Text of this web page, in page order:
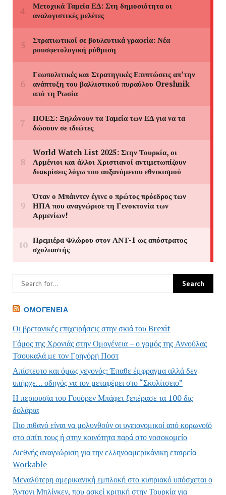
ΟΜΟΓΈΝΕΙΑ
Οι βρετανικές επιχειρήσεις στην σκιά του Brexit
Γάμος της Χρονιάς στην Ομογένεια – ο γαμός της Αννούλας
Τσουκαλά με τον Γρηγόρη Ποστ
Απίστευτο και όμως γεγονός: Έπαθε έμφραγμα αλλά δεν
υπήρχε… οδηγός να τον μεταφέρει στο “Σκυλίτσειο”
Η περιουσία του Γουόρεν Μπάφετ ξεπέρασε τα 100 δις
δολάρια
Πιο πιθανό είναι να μολυνθούν οι υγειονομικοί από κορωνοϊό
στο σπίτι τους ή στην κοινότητα παρά στο νοσοκομείο
Διεθνής αναγνώριση για την ελληνοαμερικάνικη εταιρεία
Workable
Μεγαλύτερη αμερικανική εμπλοκή στο κυπριακό υπόσχεται ο
Άντονι Μπλίνκεν, που ασκεί κριτική στην Τουρκία για